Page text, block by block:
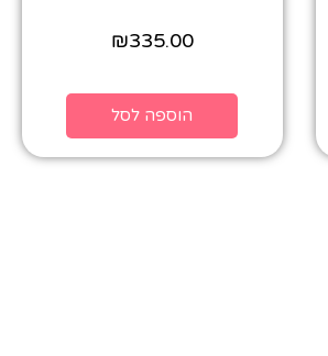
₪335.00
הוספה לסל